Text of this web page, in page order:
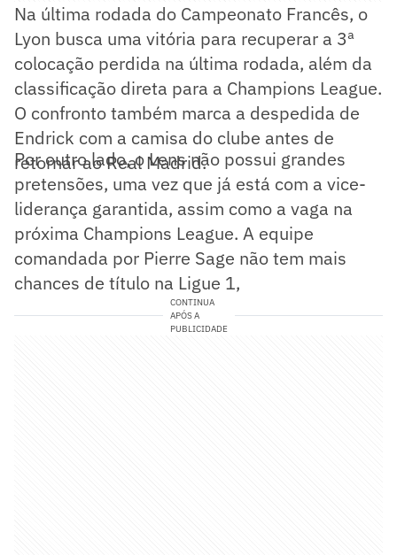
Na última rodada do Campeonato Francês, o
Lyon busca uma vitória para recuperar a 3ª
colocação perdida na última rodada, além da
classificação direta para a Champions League.
O confronto também marca a despedida de
Endrick com a camisa do clube antes de
retornar ao Real Madrid.
Por outro lado, o Lens não possui grandes
pretensões, uma vez que já está com a vice-
liderança garantida, assim como a vaga na
próxima Champions League. A equipe
comandada por Pierre Sage não tem mais
chances de título na Ligue 1,
CONTINUA
APÓS A
PUBLICIDADE